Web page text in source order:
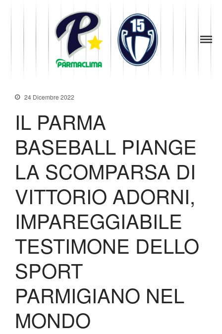
News
Società
Maglie Ritirate
Squadra
Partners
Contatti
Biglietteria
Lo Stadio
24 Dicembre 2022
IL PARMA
BASEBALL PIANGE
LA SCOMPARSA DI
VITTORIO ADORNI,
IMPAREGGIABILE
TESTIMONE DELLO
SPORT
PARMIGIANO NEL
MONDO